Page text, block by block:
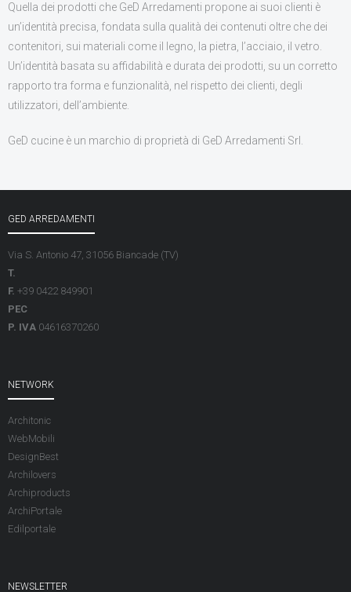
Quella dei prodotti che GeD Arredamenti propone ai suoi clienti è
un’identità precisa, fondata sulla qualità dei contenuti oltre che dei
contenitori, sui materiali come il legno, la pietra, l’acciaio, il vetro.
Un’identità basata su affidabilità e durata dei prodotti, su un corretto
rapporto tra forma e funzionalità, nel rispetto dei clienti, degli
utilizzatori, dell’ambiente.
GeD cucine è un marchio di proprietà di GeD Arredamenti Srl.
GED ARREDAMENTI
Via S. Antonio 47, 31056 Biancade (TV)
T.
F. +39 0422 849901
PEC
P. IVA 04616370260
NETWORK
Architonic
WebMobili
DesignBest
Archilovers
Archiproducts
ArchiPortale
Edilportale
NEWSLETTER